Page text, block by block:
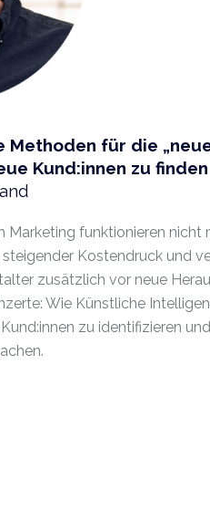
Methoden für die
Kund:innen zu
funktionieren nicht
Kostendruck und
zusätzlich vor neue
Wie Künstliche
zu identifizieren